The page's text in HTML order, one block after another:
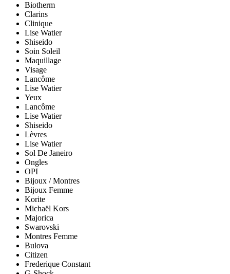
Biotherm
Clarins
Clinique
Lise Watier
Shiseido
Soin Soleil
Maquillage
Visage
Lancôme
Lise Watier
Yeux
Lancôme
Lise Watier
Shiseido
Lèvres
Lise Watier
Sol De Janeiro
Ongles
OPI
Bijoux / Montres
Bijoux Femme
Korite
Michaël Kors
Majorica
Swarovski
Montres Femme
Bulova
Citizen
Frederique Constant